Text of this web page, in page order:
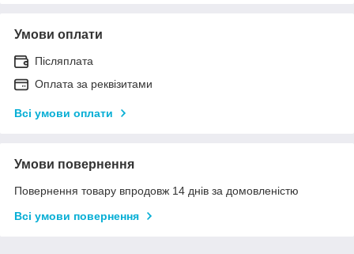
Умови оплати
Післяплата
Оплата за реквізитами
Всі умови оплати
Умови повернення
Повернення товару впродовж 14 днів за домовленістю
Всі умови повернення